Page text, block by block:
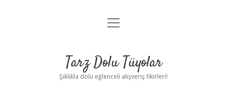
Anasayfa
Yasal Uyarı
menüyü
Tarz Dolu Tüyolar
Şıklıkla dolu eğlenceli alışveriş fikirleri!